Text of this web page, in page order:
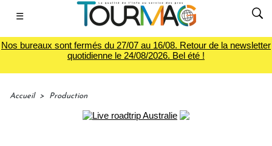
☰
Nos bureaux sont fermés du 27/07 au 16/08. Retour de la newsletter
quotidienne le 24/08/2026. Bel été !
Accueil > Production